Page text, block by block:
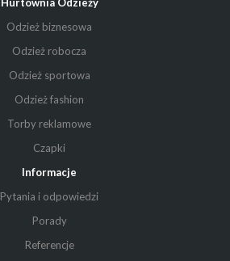
Odzież biznesowa
Odzież robocza
Odzież sportowa
Odzież fashion
Torby reklamowe
Czapki
Informacje
Pytania i odpowiedzi
Porady
Referencje